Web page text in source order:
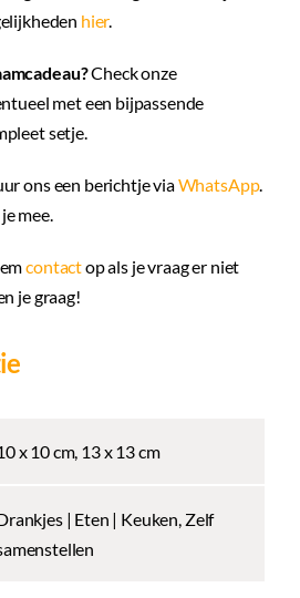
hier.
Check onze
met een bijpassende
setje.
ons een berichtje viaWhatsApp.
mee.
contactop als je vraag er niet
je graag!
x 10 cm, 13 x 13 cm
| Eten | Keuken, Zelf